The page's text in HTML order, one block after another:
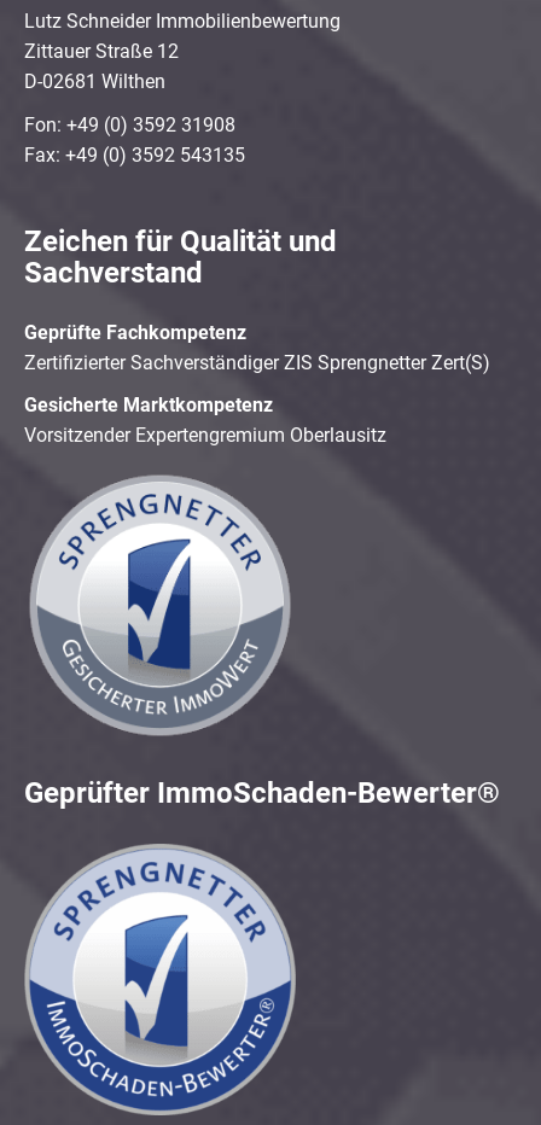
Lutz Schneider Immobilienbewertung
Zittauer Straße 12
D-02681 Wilthen
Fon: +49 (0) 3592 31908
Fax: +49 (0) 3592 543135
Zeichen für Qualität und
Sachverstand
Geprüfte Fachkompetenz
Zertifizierter Sachverständiger ZIS Sprengnetter Zert(S)
Gesicherte Marktkompetenz
Vorsitzender Expertengremium Oberlausitz
Geprüfter ImmoSchaden-Bewerter®